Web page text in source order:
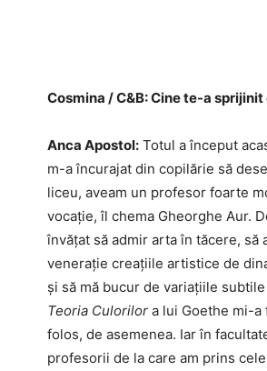
Cosmina / C&B: Cine te-a
Anca Apostol: Totul a început
m-a încurajat din copilărie să
liceu, aveam un profesor foarte
vocație, îl chema Gheorghe Aur.
învățat să admir arta în tăcere, să
venerație creațiile artistice de
și să mă bucur de variațiile
Teoria Culorilor a lui Goethe mi-a
folos, de asemenea. Iar în
profesorii de la care am prins